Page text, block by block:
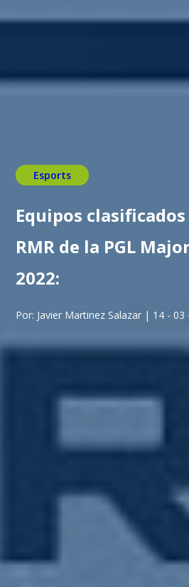
Esports
Equipos
RMR de la PGL
2022:
Por: Javier Martinez Salazar | 14 - 03